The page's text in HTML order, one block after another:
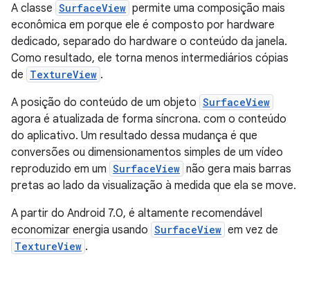
A classe SurfaceView permite uma composição mais
econômica em porque ele é composto por hardware
dedicado, separado do hardware o conteúdo da janela.
Como resultado, ele torna menos intermediários cópias
de TextureView .
A posição do conteúdo de um objeto SurfaceView
agora é atualizada de forma síncrona. com o conteúdo
do aplicativo. Um resultado dessa mudança é que
conversões ou dimensionamentos simples de um vídeo
reproduzido em um SurfaceView não gera mais barras
pretas ao lado da visualização à medida que ela se move.
A partir do Android 7.0, é altamente recomendável
economizar energia usando SurfaceView em vez de
TextureView .